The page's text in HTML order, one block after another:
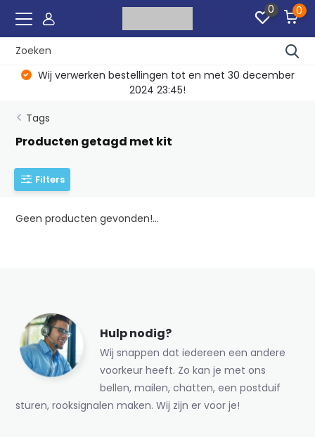
0 0
Wij verwerken bestellingen tot en met 30 december
2024 23:45!
Tags
Producten getagd met kit
Filters
Geen producten gevonden!...
Hulp nodig?
Wij snappen dat iedereen een andere
voorkeur heeft. Zo kan je met ons
bellen, mailen, chatten, een postduif
sturen, rooksignalen maken. Wij zijn er voor je!